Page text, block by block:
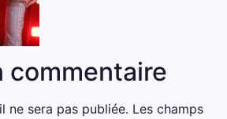
commentaire
ne sera pas publiée. Les champs